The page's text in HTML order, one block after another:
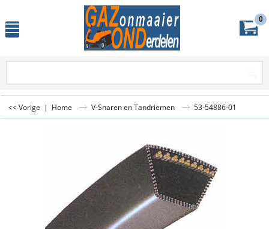
0
<< Vorige | Home V-Snaren en Tandriemen 53-54886-01